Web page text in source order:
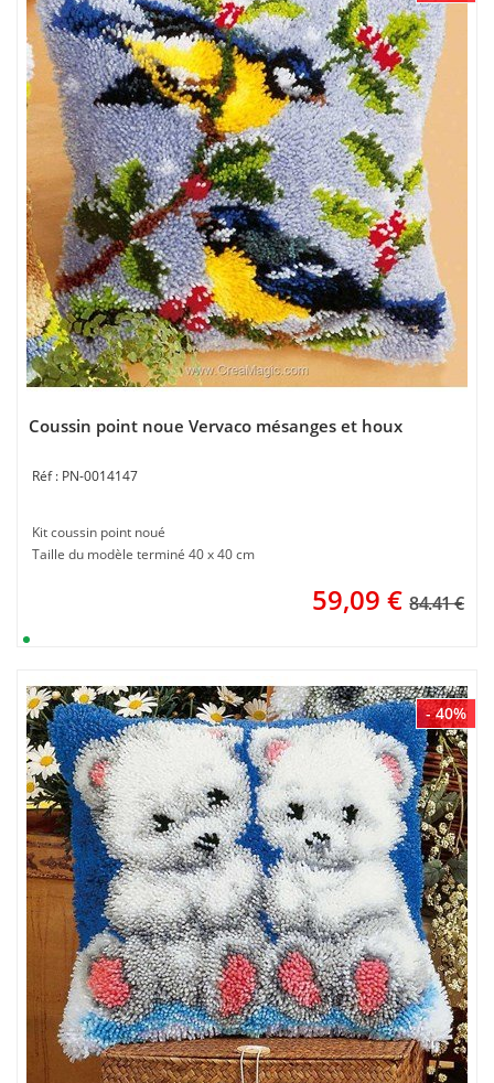
Coussin point noue Vervaco mésanges et houx
PN-0014147
Kit coussin point noué
Taille du modèle terminé 40 x 40 cm
59,09 € 84.41 €
- 40%